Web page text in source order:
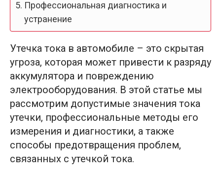
Профессиональная диагностика и
устранение
Утечка тока в автомобиле – это скрытая
угроза, которая может привести к разряду
аккумулятора и повреждению
электрооборудования. В этой статье мы
рассмотрим допустимые значения тока
утечки, профессиональные методы его
измерения и диагностики, а также
способы предотвращения проблем,
связанных с утечкой тока.